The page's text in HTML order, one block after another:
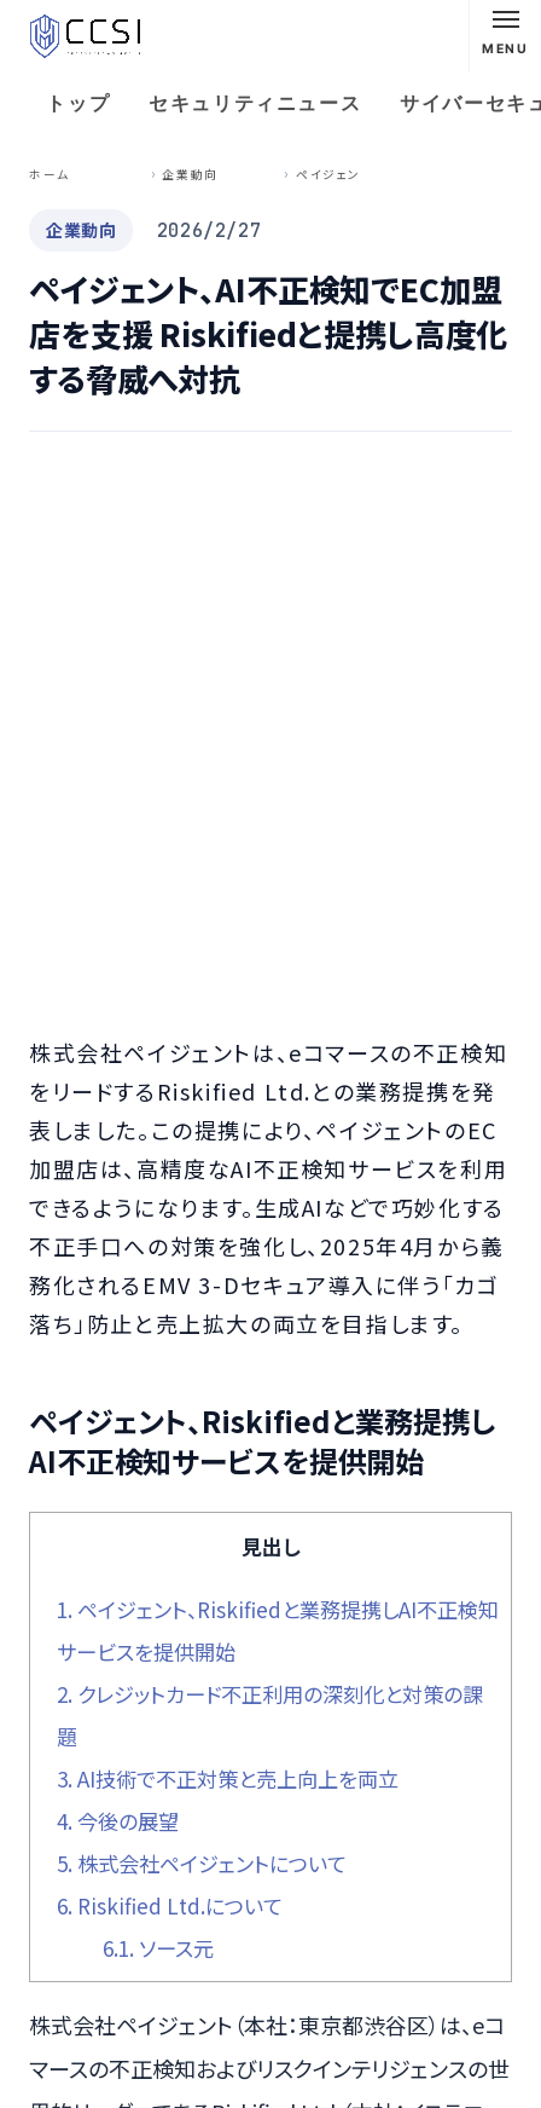
MENU
トップ セキュリティニュース サイバーセキ
ホーム 企業動向
企業動向 2026/2/27
ペイジェント、AI不正検知でEC加盟
店を支援 Riskifiedと提携し高度化
する脅威へ対抗
株式会社ペイジェントは、eコマースの不正検知
をリードするRiskified Ltd.との業務提携を発
表しました。この提携により、ペイジェントのEC
加盟店は、高精度なAI不正検知サービスを利用
できるようになります。生成AIなどで巧妙化する
不正手口への対策を強化し、2025年4月から義
務化されるEMV 3-Dセキュア導入に伴う「カゴ
落ち」防止と売上拡大の両立を目指します。
ペイジェント、Riskifiedと業務提携し
AI不正検知サービスを提供開始
見出し
1. ペイジェント、Riskifiedと業務提携しAI不正検知
サービスを提供開始
2. クレジットカード不正利用の深刻化と対策の課
題
3. AI技術で不正対策と売上向上を両立
4. 今後の展望
5. 株式会社ペイジェントについて
6. Riskified Ltd.について
6.1. ソース元
株式会社ペイジェント（本社：東京都渋谷区）は、eコ
マースの不正検知およびリスクインテリジェンスの世